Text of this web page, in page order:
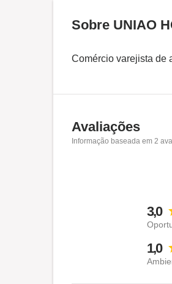
Sobre UNIAO
Comércio varejista de
Avaliações
Informação baseada em 2
3,0
1,0